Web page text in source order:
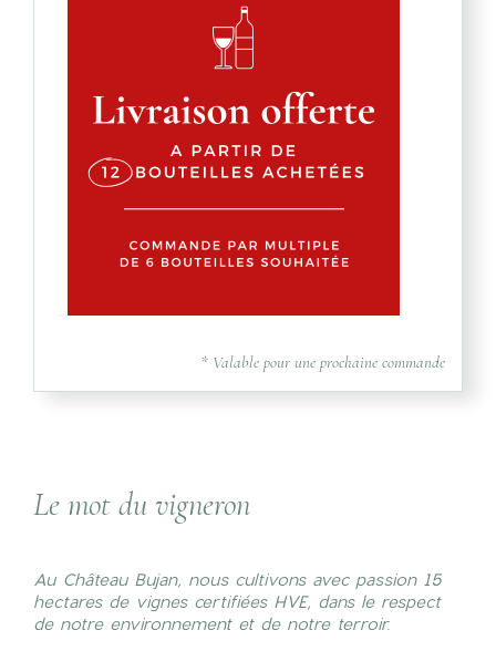
* Valable pour une prochaine commande
Le mot du vigneron
Au Château Bujan, nous cultivons avec passion 15
hectares de vignes certifiées HVE, dans le respect
de notre environnement et de notre terroir.